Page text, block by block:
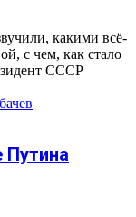
какими всё-
с чем, как стало
СССР
Путина